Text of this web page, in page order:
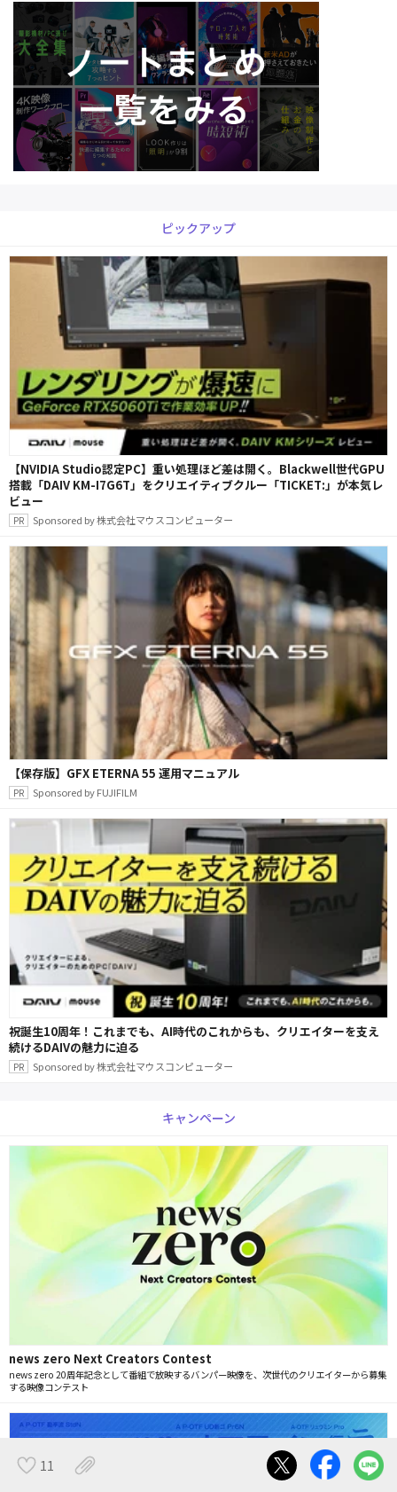
11
ピックアップ
【NVIDIA Studio認定PC】重い処理ほど差は開く。Blackwell世代GPU
搭載「DAIV KM-I7G6T」をクリエイティブクルー「TICKET:」が本気レ
ビュー
Sponsored by 株式会社マウスコンピューター
【保存版】GFX ETERNA 55 運用マニュアル
Sponsored by FUJIFILM
祝誕生10周年！これまでも、AI時代のこれからも、クリエイターを支え
続けるDAIVの魅力に迫る
Sponsored by 株式会社マウスコンピューター
キャンペーン
news zero Next Creators Contest
news zero 20周年記念として番組で放映するバンパー映像を、次世代のクリエイターから募集
する映像コンテスト